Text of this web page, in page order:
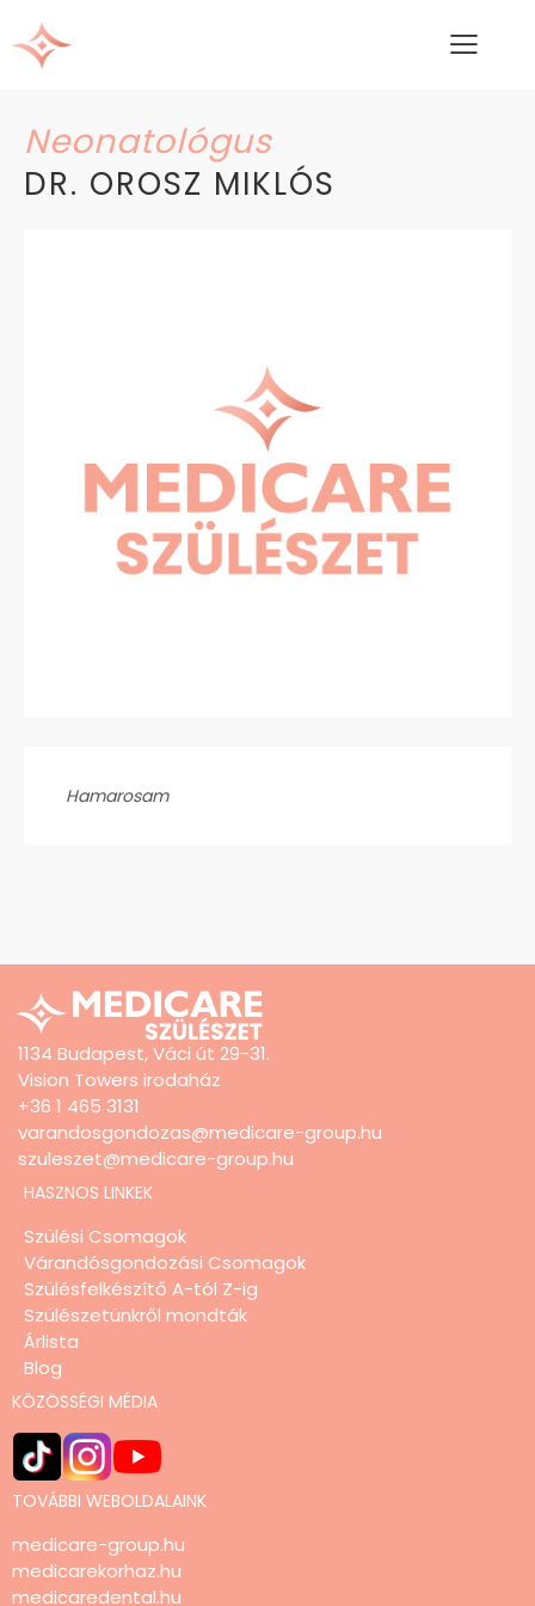
Neonatológus
DR. OROSZ MIKLÓS
Hamarosam
1134 Budapest, Váci út 29-31.
Vision Towers irodaház
+36 1 465 3131
varandosgondozas@medicare-group.hu
szuleszet@medicare-group.hu
HASZNOS LINKEK
Szülési Csomagok
Várandósgondozási Csomagok
Szülésfelkészítő A-tól Z-ig
Szülészetünkről mondták
Árlista
Blog
KÖZÖSSÉGI MÉDIA
TOVÁBBI WEBOLDALAINK
medicare-group.hu
medicarekorhaz.hu
medicaredental.hu